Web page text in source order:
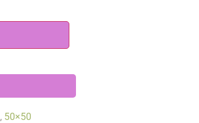
, 50×50